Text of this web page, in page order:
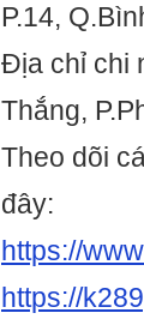
P.14,
Địa chỉ chi
Thắng,
Theo dõi
đây:
https://
https://